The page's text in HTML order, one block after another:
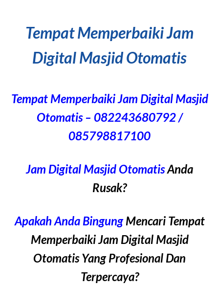
Tempat Memperbaiki Jam
Digital Masjid Otomatis
Tempat Memperbaiki Jam Digital Masjid
Otomatis – 082243680792 /
085798817100
Jam Digital Masjid OtomatisAnda
Rusak?
Apakah Anda BingungMencari Tempat
Memperbaiki Jam Digital Masjid
Otomatis Yang Profesional Dan
Terpercaya?